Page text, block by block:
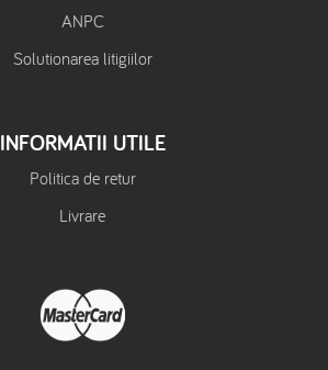
ANPC
Solutionarea litigiilor
INFORMATII UTILE
Politica de retur
Livrare